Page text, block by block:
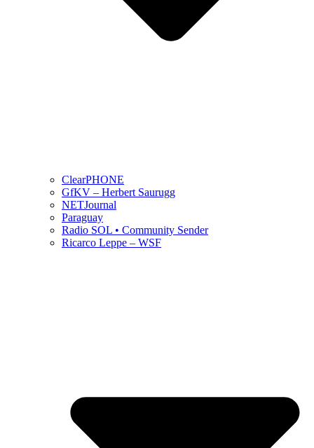
ClearPHONE
GfKV – Herbert Saurugg
NETJournal
Paraguay
Radio SOL • Community Sender
Ricarco Leppe – WSF